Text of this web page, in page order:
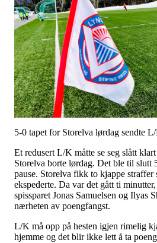
5-0 tapet for Storelva lørdag sendte
Et redusert L/K måtte se seg slått
Storelva borte lørdag. Det ble til slutt
pause. Storelva fikk to kjappe straffer
ekspederte. Da var det gått ti
spissparet Jonas Samuelsen og Ilyas
nærheten av poengfangst.
L/K må opp på hesten igjen rimelig
hjemme og det blir ikke lett å ta